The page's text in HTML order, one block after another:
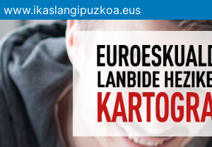
www.ikaslangipuzkoa.eus